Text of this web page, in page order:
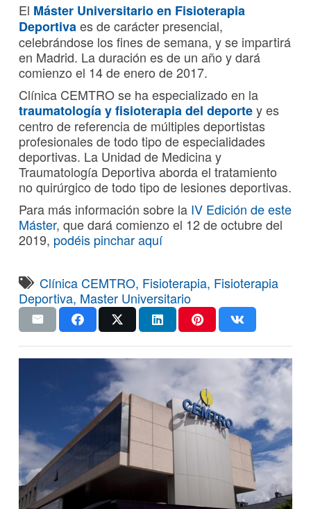
El Máster Universitario en Fisioterapia
Deportivaes de carácter presencial,
celebrándose los fines de semana, y se impartirá
en Madrid. La duración es de un año y dará
comienzo el 14 de enero de 2017.
Clínica CEMTRO se ha especializado en la
traumatologíay fisioterapia del deportey es
centro de referencia de múltiples deportistas
profesionales de todo tipo de especialidades
deportivas. La Unidad de Medicina y
Traumatología Deportiva aborda el tratamiento
no quirúrgico de todo tipo de lesiones deportivas.
Para más información sobre la IV Edición de este
Máster, que dará comienzo el 12 de octubre del
2019, podéis pinchar aquí
Clínica CEMTRO, Fisioterapia, Fisioterapia
Deportiva, Master Universitario